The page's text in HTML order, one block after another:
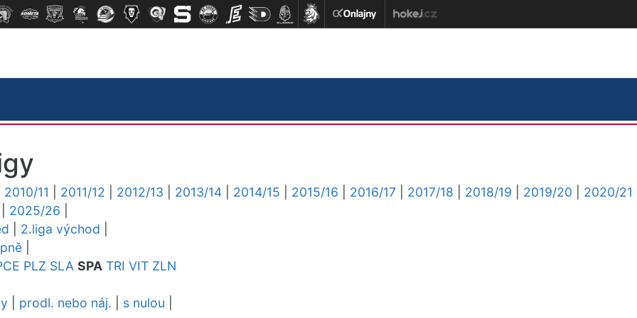
2010/11 2011/12 2012/13 2013/14 2014/15 2015/16 2016/17 2017/18 2018/19 2019/20
2020/21
2025/26
2.liga východ
PLZ SLA SPA TRI VIT ZLN
prodl. nebo náj. s nulou